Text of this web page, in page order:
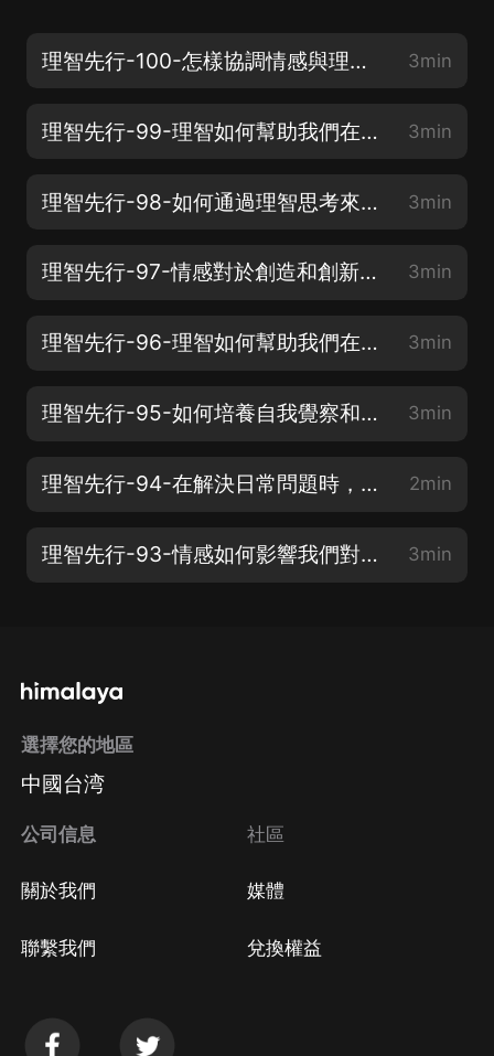
理智先行-100-怎樣協調情感與理智，以實現智慧和幸福（完） 3min
理智先行-99-理智如何幫助我們在壓力環境中保持冷靜和明智的行動？_縮混 3min
理智先行-98-如何通過理智思考來規避決策中的情感陷阱和偏見？_縮混 3min
理智先行-97-情感對於創造和創新的能力及表現有何影響？_縮混 3min
理智先行-96-理智如何幫助我們在人際衝突中保持客觀和公正的立場？_縮混 3min
理智先行-95-如何培養自我覺察和情感調控的能力，以更好地運用理智思考？_縮混 3min
理智先行-94-在解決日常問題時，理智的態度是否更有助於找到最佳解決方案？_縮混 2min
理智先行-93-情感如何影響我們對工作環境和組織文化的滿意度和適應性？_縮混 3min
選擇您的地區
中國台湾
公司信息
關於我們
聯繫我們
社區
媒體
兌換權益